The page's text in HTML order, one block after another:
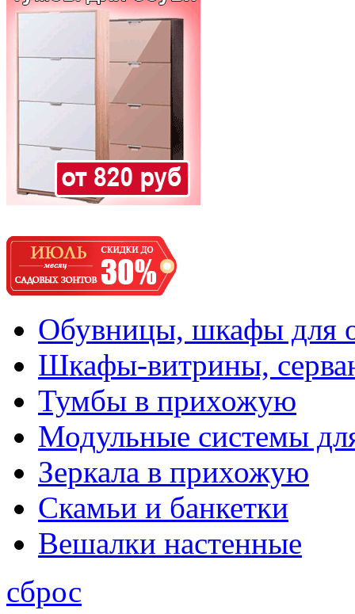
Обувницы, шкафы для
Шкафы-витрины,
Тумбы в прихожую
Модульные системы
Зеркала в прихожую
Скамьи и банкетки
Вешалки настенные
сброс